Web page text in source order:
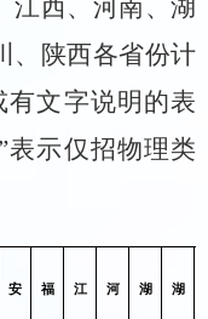
江西、河南、湖
、陕西各省份计
有文字说明的表
表示仅招物理类
安 福 江 河 湖 湖